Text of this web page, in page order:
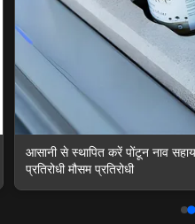
नौकायन और जल गतिविधियों के लिए
नौका सहायक उपकरण